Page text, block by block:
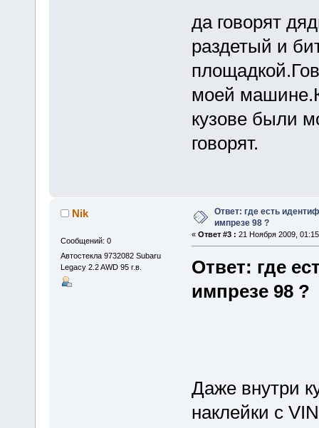
да говорят
раздетый и
моей
кузове были
говорят.
Nik
Сообщений: 0
Автостекла 9732082 Subaru
Legacy 2.2 AWD 95 г.в.
Ответ: где есть
импрезе 98 ?
« Ответ #3 : 21 Ноября 2009,
Ответ: где
импрезе 98 ?
Даже внутри
наклейки с